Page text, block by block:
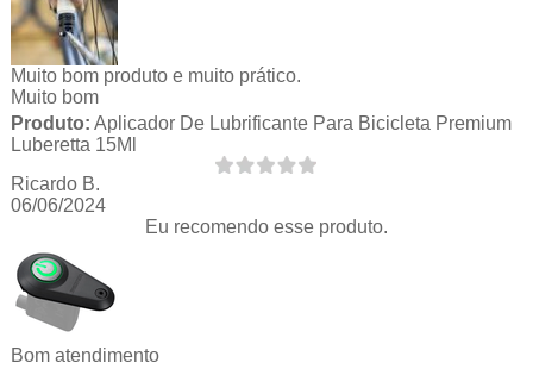
Muito bom produto e muito prático.
Muito bom
Produto: Aplicador De Lubrificante Para Bicicleta Premium
Luberetta 15Ml
Ricardo B.
06/06/2024
Eu recomendo esse produto.
Bom atendimento